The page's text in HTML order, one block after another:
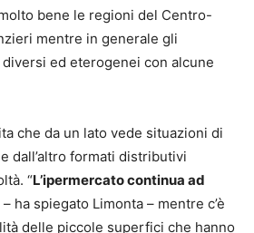
bene le regioni del Centro-
mentre in generale gli
ed eterogenei con alcune
che da un lato vede situazioni di
dall’altro formati distributivi
“L’ipermercato continua ad
– ha spiegato Limonta – mentre c’è
delle piccole superfici che hanno